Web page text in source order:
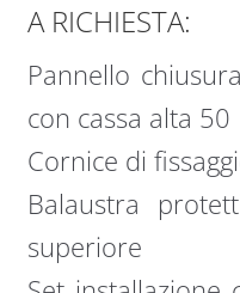
A RICHIESTA:
Pannello
con cassa alta 50
Cornice di
Balaustra
superiore